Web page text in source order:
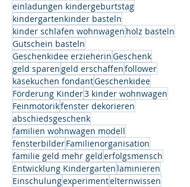
einladungen kindergeburtstag
kindergartenkinder basteln
kinder schlafen wohnwagen holz basteln
Gutschein basteln
Geschenkidee erzieherinGeschenk
geld sparengeld erschaffenfollower
käsekuchen fondantGeschenkidee
Förderung Kinder3 kinder wohnwagen
Feinmotorikfenster dekorieren
abschiedsgeschenk
familien wohnwagen modell
fensterbilderFamilienorganisation
familie geld mehr gelderfolgsmensch
Entwicklung Kindergarten laminieren
Einschulungexperimentelternwissen